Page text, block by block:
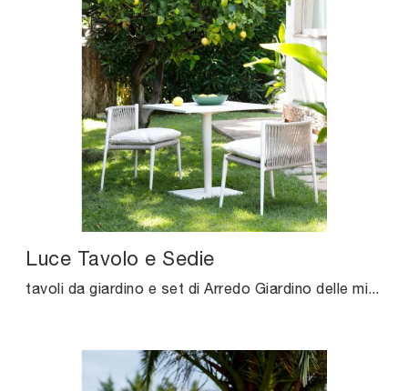
Luce Tavolo e Sedie
tavoli da giardino e set di Arredo Giardino delle migliori marche: ottieni informazioni sul modello Luce Tavolo e Sedie di Unopiu, clicca subito!